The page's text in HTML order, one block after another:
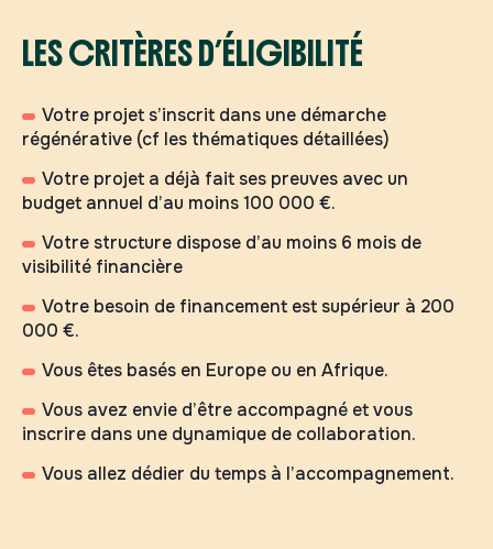
LES CRITÈRES D’ÉLIGIBILITÉ
Votre projet s’inscrit dans une démarche
régénérative (cf les thématiques détaillées)
Votre projet a déjà fait ses preuves avec un
budget annuel d’au moins 100 000 €.
Votre structure dispose d’au moins 6 mois de
visibilité financière
Votre besoin de financement est supérieur à 200
000 €.
Vous êtes basés en Europe ou en Afrique.
Vous avez envie d’être accompagné et vous
inscrire dans une dynamique de collaboration.
Vous allez dédier du temps à l’accompagnement.